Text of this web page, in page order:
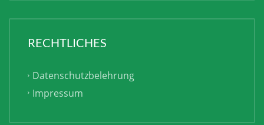
RECHTLICHES
Datenschutzbelehrung
Impressum